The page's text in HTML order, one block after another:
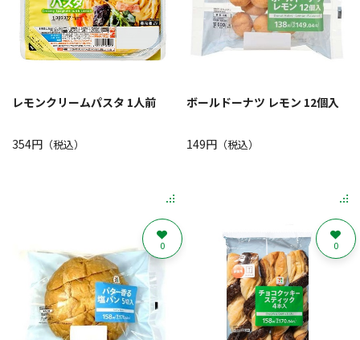
レモンクリームパスタ 1人前
354円 （税込）
ボールドーナツ レモン 12個入
149円（税込）
0 0